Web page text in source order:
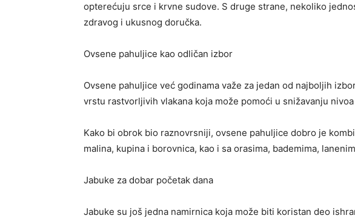
opterećuju srce i krvne sudove. S druge strane, nekoliko
zdravog i ukusnog doručka.
Ovsene pahuljice kao odličan izbor
Ovsene pahuljice već godinama važe za jedan od najboljih
vrstu rastvorljivih vlakana koja može pomoći u snižavanju
Kako bi obrok bio raznovrsniji, ovsene pahuljice dobro je
malina, kupina i borovnica, kao i sa orasima, bademima,
Jabuke za dobar početak dana
Jabuke su još jedna namirnica koja može biti koristan deo